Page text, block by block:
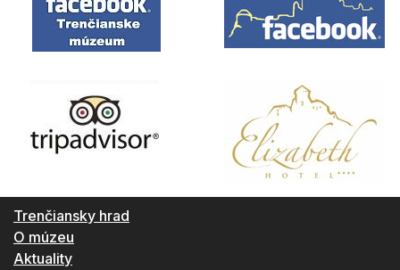
Trenčiansky hrad
O múzeu
Aktuality